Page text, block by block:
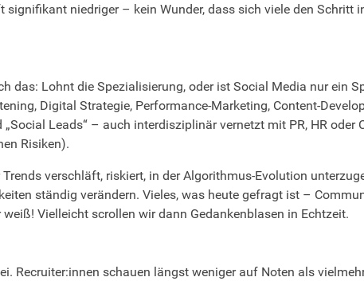
niedriger – kein Wunder, dass sich viele den Schritt
das: Lohnt die Spezialisierung, oder ist Social Media nur ein
Digital Strategie, Performance-Marketing, Content-
Leads“ – auch interdisziplinär vernetzt mit PR, HR oder
Risiken).
verschläft, riskiert, in der Algorithmus-Evolution
ständig verändern. Vieles, was heute gefragt ist –
Vielleicht scrollen wir dann Gedankenblasen in Echtzeit.
Recruiter:innen schauen längst weniger auf Noten als